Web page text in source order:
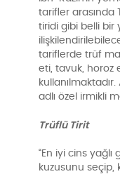
tarifler arasında
tiridi gibi belli bir
tariflerde trüf
eti, tavuk, horoz
adlı özel irmikli
Trüflü Tirit
“En iyi cins
kuzusunu seçip,